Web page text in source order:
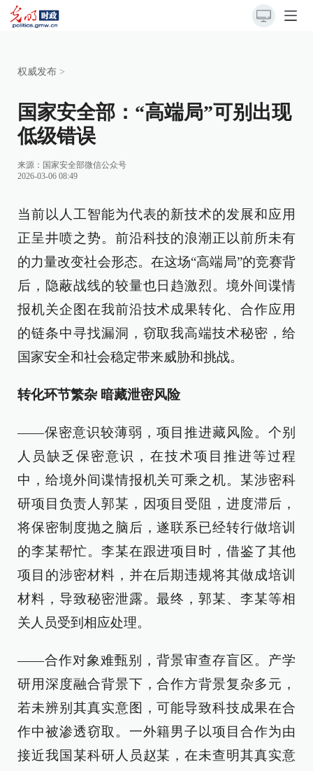
权威发布 >
国家安全部：“高端局”可别出现
低级错误
来源： 国家安全部微信公众号
2026-03-06 08:49
当前以人工智能为代表的新技术的发展和应用
正呈井喷之势。前沿科技的浪潮正以前所未有
的力量改变社会形态。在这场“高端局”的竞赛背
后，隐蔽战线的较量也日趋激烈。境外间谍情
报机关企图在我前沿技术成果转化、合作应用
的链条中寻找漏洞，窃取我高端技术秘密，给
国家安全和社会稳定带来威胁和挑战。
转化环节繁杂 暗藏泄密风险
——保密意识较薄弱，项目推进藏风险。个别
人员缺乏保密意识，在技术项目推进等过程
中，给境外间谍情报机关可乘之机。某涉密科
研项目负责人郭某，因项目受阻，进度滞后，
将保密制度抛之脑后，遂联系已经转行做培训
的李某帮忙。李某在跟进项目时，借鉴了其他
项目的涉密材料，并在后期违规将其做成培训
材料，导致秘密泄露。最终，郭某、李某等相
关人员受到相应处理。
——合作对象难甄别，背景审查存盲区。产学
研用深度融合背景下，合作方背景复杂多元，
若未辨别其真实意图，可能导致科技成果在合
作中被渗透窃取。一外籍男子以项目合作为由
接近我国某科研人员赵某，在未查明其真实意